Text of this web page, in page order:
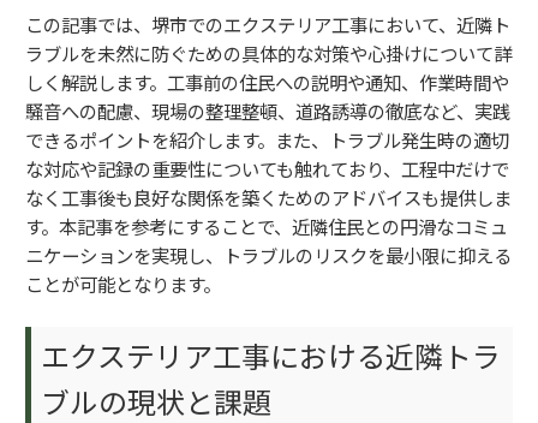
この記事では、堺市でのエクステリア工事において、近隣ト
ラブルを未然に防ぐための具体的な対策や心掛けについて詳
しく解説します。工事前の住民への説明や通知、作業時間や
騒音への配慮、現場の整理整頓、道路誘導の徹底など、実践
できるポイントを紹介します。また、トラブル発生時の適切
な対応や記録の重要性についても触れており、工程中だけで
なく工事後も良好な関係を築くためのアドバイスも提供しま
す。本記事を参考にすることで、近隣住民との円滑なコミュ
ニケーションを実現し、トラブルのリスクを最小限に抑える
ことが可能となります。
エクステリア工事における近隣トラ
ブルの現状と課題